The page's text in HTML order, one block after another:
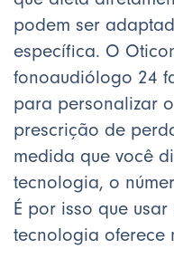
podem ser
específica. O
fonoaudiólogo 24
para personalizar
prescrição de
medida que você
tecnologia, o
É por isso que
tecnologia oferece